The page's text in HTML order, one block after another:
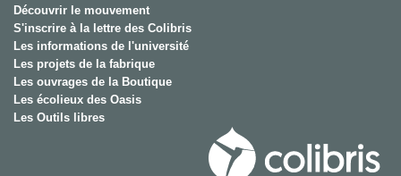
Découvrir le mouvement
S'inscrire à la lettre des Colibris
Les informations de l'université
Les projets de la fabrique
Les ouvrages de la Boutique
Les écolieux des Oasis
Les Outils libres